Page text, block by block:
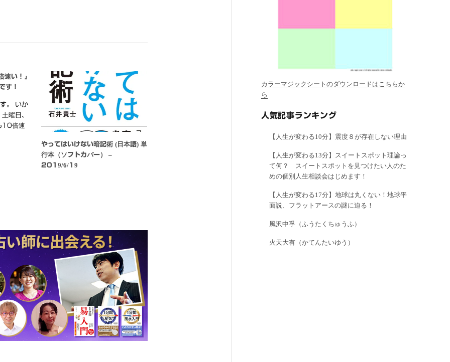
い！』
す！
。 いか
曜日、
10倍速
やってはいけない暗記術 (日本語) 単
行本（ソフトカバー） –
2019/6/19
カラーマジックシートのダウンロードはこちらか
ら
人気記事ランキング
【人生が変わる10分】震度８が存在しない理由
【人生が変わる13分】スイートスポット理論っ
て何？ スイートスポットを見つけたい人のた
めの個別人生相談会はじめます！
【人生が変わる17分】地球は丸くない！地球平
面説、フラットアースの謎に迫る！
風沢中孚（ふうたくちゅうふ）
火天大有（かてんたいゆう）